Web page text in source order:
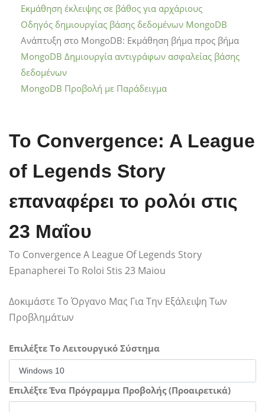
Εκμάθηση έκλειψης σε βάθος για αρχάριους
Οδηγός δημιουργίας βάσης δεδομένων MongoDB
Ανάπτυξη στο MongoDB: Εκμάθηση βήμα προς βήμα
MongoDB Δημιουργία αντιγράφων ασφαλείας βάσης
δεδομένων
MongoDB Προβολή με Παράδειγμα
Το Convergence: A League
of Legends Story
επαναφέρει το ρολόι στις
23 Μαΐου
To Convergence A League Of Legends Story
Epanapherei To Roloi Stis 23 Maiou
Δοκιμάστε Το Όργανο Μας Για Την Εξάλειψη Των
Προβλημάτων
Επιλέξτε Το Λειτουργικό Σύστημα
Επιλέξτε Ένα Πρόγραμμα Προβολής (Προαιρετικά)